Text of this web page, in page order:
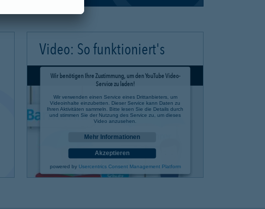
Video: So funktioniert's
Wir benötigen Ihre Zustimmung, um den YouTube Video-
Service zu laden!
Wir verwenden einen Service eines Drittanbieters, um
Videoinhalte einzubetten. Dieser Service kann Daten zu
Ihren Aktivitäten sammeln. Bitte lesen Sie die Details durch
und stimmen Sie der Nutzung des Service zu, um dieses
Video anzusehen.
Mehr Informationen
Akzeptieren
powered by Usercentrics Consent Management Platform